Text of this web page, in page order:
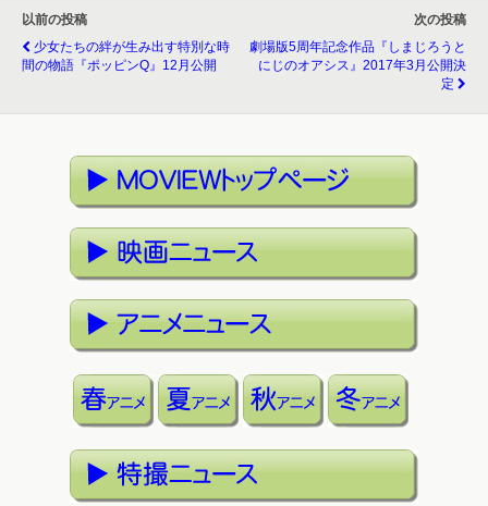
以前の投稿
少女たちの絆が生み出す特別な時
間の物語『ポッピンQ』12月公開
次の投稿
劇場版5周年記念作品『しまじろうと
にじのオアシス』2017年3月公開決
定